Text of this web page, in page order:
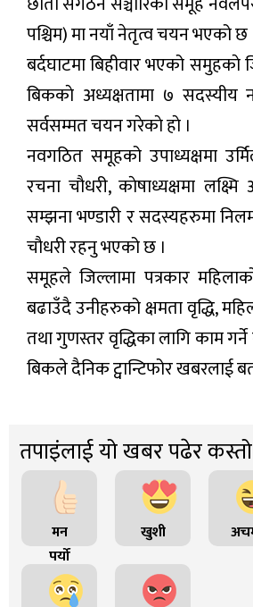
पश्चिम) मा नयाँ नेतृत्व चयन भएको छ
बर्दघाटमा बिहीवार भएको समुहकाे
बिककाे अध्यक्षतामा ७ सदस्यीय
सर्वसम्मत चयन गरेकाे हाे ।
नवगठित समूहको उपाध्यक्षमा
रचना चाैधरी, काेषाध्यक्षमा
सम्झना भण्डारी र सदस्यहरुमा
चाैधरी रहनु भएको छ ।
समूहले जिल्लामा पत्रकार
बढाउँदै उनीहरुको क्षमता वृद्धि,
तथा गुणस्तर वृद्धिका लागि काम गर्ने
बिकले दैनिक ट्वान्टिफोर खबरलाई
तपाइंलाई यो खबर पढेर कस्तो
मन
पर्यो
खुशी